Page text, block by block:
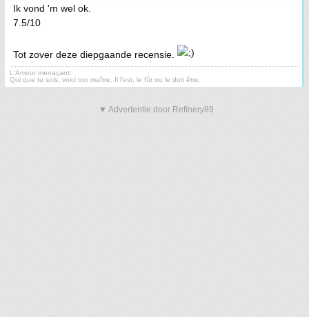
Ik vond 'm wel ok.
7.5/10
Tot zover deze diepgaande recensie.
L'Amour menaçant:
Qui que tu sois, voici ton maître. Il l'est, le fût ou le doit être.
▼ Advertentie door Refinery89